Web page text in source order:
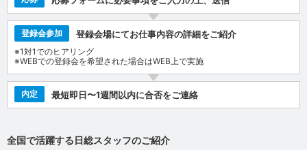
登録会参加 登録会場にてお仕事内容の詳細をご紹介
※1対1でのヒアリング
※WEBでの登録会を希望された場合はWEB上で実施
内定 最短即日〜1週間以内に合否をご連絡
全国で活躍する日総スタッフのご紹介